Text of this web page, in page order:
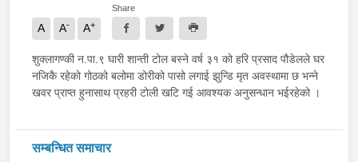
A A- A+
Share
शुक्लागण्की न.पा.९ घारी शान्ती टोल बस्ने वर्ष ३१ को हरि प्रसाद पौडेलले घर
नजिकै रहेको गोठको बलोमा डोरीको पासो लगाई झुन्डि मृत अवस्थामा छ भन्ने
खवर प्राप्त हुनासाथ प्रहरी टोली खटि गई आवश्यक अनुसन्धान भईरहेको ।
सम्बन्धित समाचार